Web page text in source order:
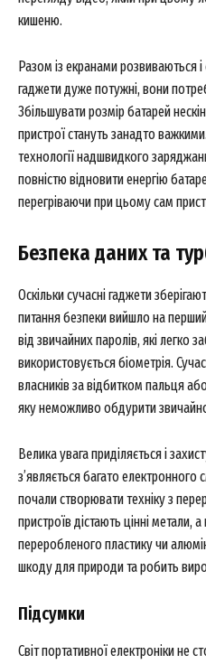
News
Company
About
Contact us
My account
кишеню.
Разом із екранами розвиваються
гаджети дуже потужні, вони
Збільшувати розмір батарей
пристрої стануть занадто
технології надшвидкого
повністю відновити енергію
перегріваючи при цьому сам
Безпека даних та
Оскільки сучасні гаджети
питання безпеки вийшло на
від звичайних паролів, які легко
використовується біометрія.
власників за відбитком пальця
яку неможливо обдурити
Велика увага приділяється і
з’являється багато електронного
почали створювати техніку з
пристроїв дістають цінні метали,
переробленого пластику чи
шкоду для природи та робить
Підсумки
Світ портативної електроніки не